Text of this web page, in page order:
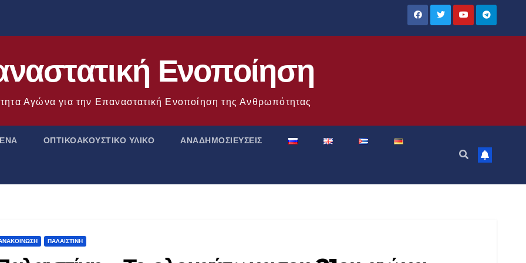
Ενοποίηση
Αγώνα για την Επαναστατική Ενοποίηση της Ανθρωπότητας
ΟΠΤΙΚΟΑΚΟΥΣΤΙΚΟ ΥΛΙΚΟ ΑΝΑΔΗΜΟΣΙΕΥΣΕΙΣ
ΠΑΛΑΙΣΤΊΝΗ